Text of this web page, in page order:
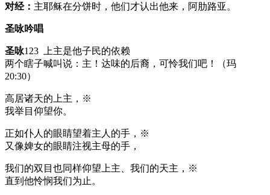
对经： 主耶稣在分饼时，他们才认出他来，阿肋路亚。
圣咏吟唱
圣咏123 上主是他子民的依赖
两个瞎子喊叫说：主！达味的后裔，可怜我们吧！（玛
20:30）
高居诸天的上主，※
我举目仰望你。
正如仆人的眼睛望着主人的手，※
又像婢女的眼睛注视主母的手，
我们的双目也同样仰望上主、我们的天主，※
直到他怜悯我们为止。